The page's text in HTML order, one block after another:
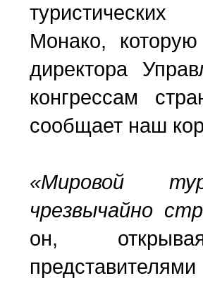
туристических
Монако,
директора
конгрессам
сообщает наш
«Мировой
чрезвычайно
он,